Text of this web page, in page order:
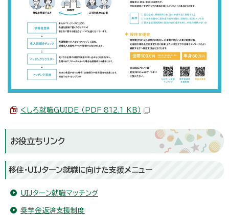
くしろ就職GUIDE （PDF 812.1 KB）
お役立ちリンク
移住・UIJターン就職に向けた支援メニュー
UIJターン就職マッチング
奨学金返済支援制度